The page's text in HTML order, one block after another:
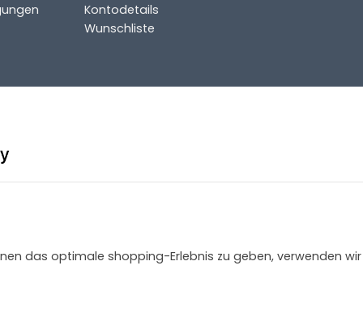
Kontodetails
Wunschliste
das optimale shopping-Erlebnis zu geben, verwenden wir